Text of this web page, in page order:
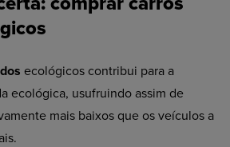
ecológicos contribui para a
ecológica, usufruindo assim de
mais baixos que os veículos a